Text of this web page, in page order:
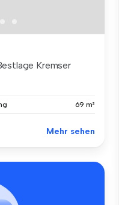
Kremser
69 m²
Mehr sehen